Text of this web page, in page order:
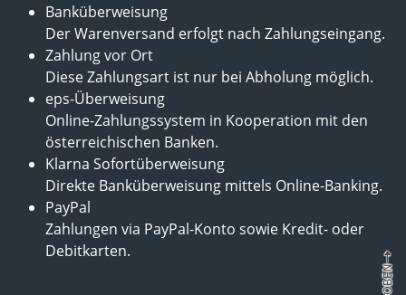
Banküberweisung
Der Warenversand erfolgt nach Zahlungseingang.
Zahlung vor Ort
Diese Zahlungsart ist nur bei Abholung möglich.
eps-Überweisung
Online-Zahlungssystem in Kooperation mit den
österreichischen Banken.
Klarna Sofortüberweisung
Direkte Banküberweisung mittels Online-Banking.
PayPal
Zahlungen via PayPal-Konto sowie Kredit- oder
Debitkarten.